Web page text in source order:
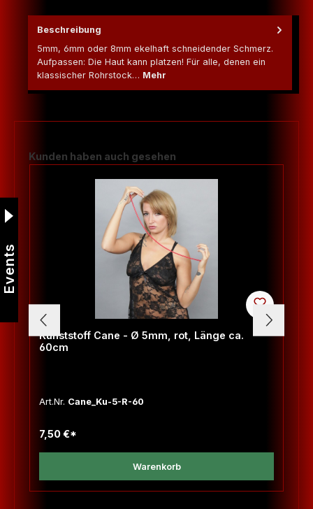
Beschreibung
5mm, 6mm oder 8mm ekelhaft schneidender Schmerz.
Aufpassen: Die Haut kann platzen! Für alle, denen ein
klassischer Rohrstock… Mehr
Produktgalerie überspringen
Kunden haben auch gesehen
Kunststoff Cane - Ø 5mm, rot, Länge ca.
60cm
Art.Nr. Cane_Ku-5-R-60
7,50 €*
Warenkorb
Events